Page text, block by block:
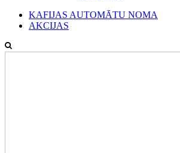
KAFIJAS AUTOMĀTU NOMA
AKCIJAS